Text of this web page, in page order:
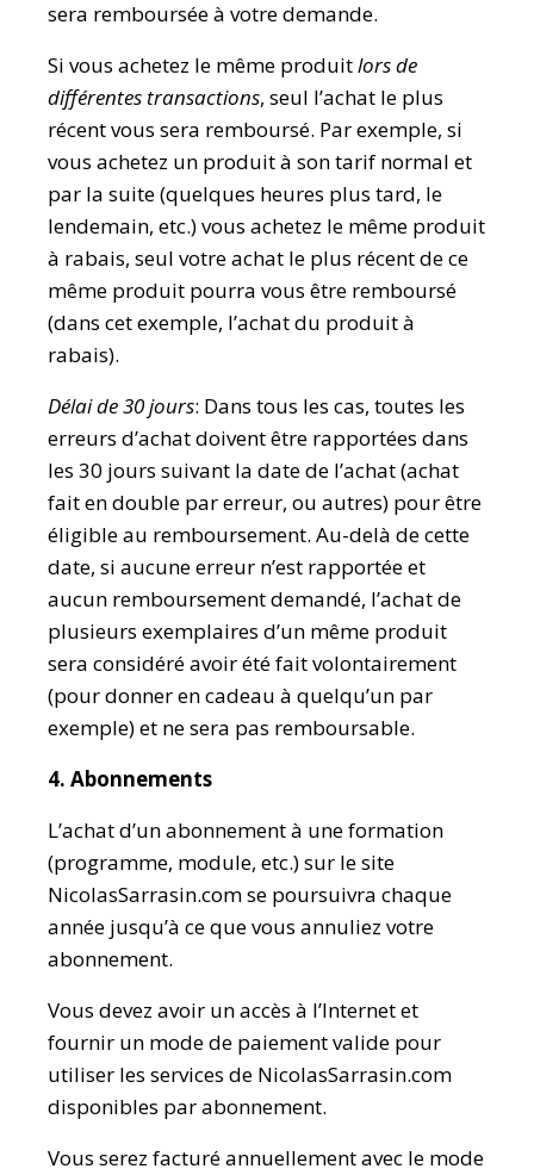
sera remboursée à votre demande.
Si vous achetez le même produitlors de
différentes transactions, seul l’achat le plus
récent vous sera remboursé. Par exemple, si
vous achetez un produit à son tarif normal et
par la suite (quelques heures plus tard, le
lendemain, etc.) vous achetez le même produit
à rabais, seul votre achat le plus récent de ce
même produit pourra vous être remboursé
(dans cet exemple, l’achat du produit à
rabais).
Délai de 30 jours: Dans tous les cas, toutes les
erreurs d’achat doivent être rapportées dans
les 30 jours suivant la date de l’achat (achat
fait en double par erreur, ou autres) pour être
éligible au remboursement. Au-delà de cette
date, si aucune erreur n’est rapportée et
aucun remboursement demandé, l’achat de
plusieurs exemplaires d’un même produit
sera considéré avoir été fait volontairement
(pour donner en cadeau à quelqu’un par
exemple) et ne sera pas remboursable.
4. Abonnements
L’achat d’un abonnement à une formation
(programme, module, etc.) sur le site
NicolasSarrasin.com se poursuivra chaque
année jusqu’à ce que vous annuliez votre
abonnement.
Vous devez avoir un accès à l’Internet et
fournir un mode de paiement valide pour
utiliser les services de NicolasSarrasin.com
disponibles par abonnement.
Vous serez facturé annuellement avec le mode